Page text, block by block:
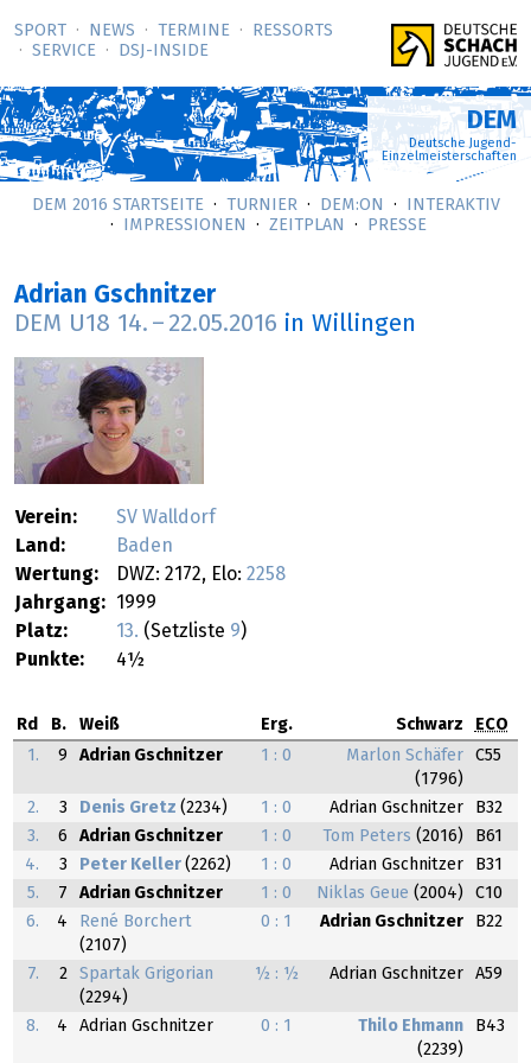
SPORT NEWS TERMINE
RESSORTS
SERVICE
DSJ-­INSIDE
DEM
Deutsche Jugend-
Einzelmeisterschaften
DEM 2016 STARTSEITE TURNIER DEM:ON
INTERAKTIV
IMPRESSIONEN
ZEITPLAN PRESSE
Adrian Gschnitzer
DEM U18 14. – 22.05.2016 in Willingen
Verein:
SV Walldorf
Land:
Baden
Wertung:
DWZ: 2172, Elo: 2258
Jahrgang:
1999
Platz:
13. (Setzliste 9)
Punkte:
4½
Rd B. Weiß Erg. Schwarz
ECO
1.
9 Adrian Gschnitzer 1 : 0
Marlon Schäfer
(1796)
C55
2. 3 Denis Gretz (2234) 1 : 0 Adrian Gschnitzer
B32
3.
6 Adrian Gschnitzer 1 : 0 Tom Peters (2016)
B61
4.
3 Peter Keller (2262) 1 : 0 Adrian Gschnitzer
B31
5.
7 Adrian Gschnitzer 1 : 0 Niklas Geue (2004)
C10
6.
4
René Borchert
(2107)
0 : 1 Adrian Gschnitzer B22
7. 2
Spartak Grigorian
(2294)
½ : ½ Adrian Gschnitzer A59
8. 4 Adrian Gschnitzer 0 : 1
Thilo Ehmann
(2239)
B43